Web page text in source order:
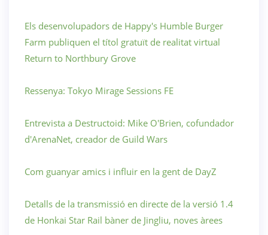
Els desenvolupadors de Happy's Humble Burger
Farm publiquen el títol gratuït de realitat virtual
Return to Northbury Grove
Ressenya: Tokyo Mirage Sessions FE
Entrevista a Destructoid: Mike O'Brien, cofundador
d'ArenaNet, creador de Guild Wars
Com guanyar amics i influir en la gent de DayZ
Detalls de la transmissió en directe de la versió 1.4
de Honkai Star Rail bàner de Jingliu, noves àrees